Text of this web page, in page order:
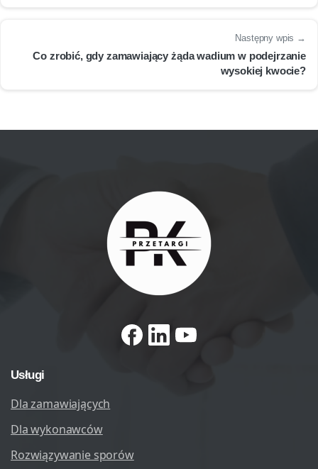
Następny wpis →
Co zrobić, gdy zamawiający żąda wadium w podejrzanie
wysokiej kwocie?
Usługi
Dla zamawiających
Dla wykonawców
Rozwiązywanie sporów